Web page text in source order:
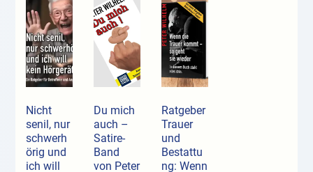
Nicht
senil, nur
schwerh
örig und
ich will
Du mich
auch –
Satire-
Band
von Peter
Ratgeber
Trauer
und
Bestattu
ng: Wenn